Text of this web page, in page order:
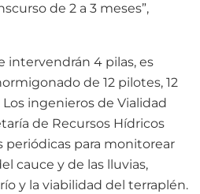
de 2 a 3 meses”,
intervendrán 4 pilas, es
de 12 pilotes, 12
ingenieros de Vialidad
de Recursos Hídricos
periódicas para monitorear
cauce y de las lluvias,
y la viabilidad del terraplén.